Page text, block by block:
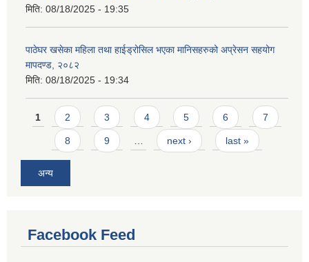
मिति: 08/18/2025 - 19:35
पाठेघर खसेका महिला तथा हाईड्रोसिल भएका मानिसहरुको अप्रेसन सहयोग
मापदण्ड, २०८२
मिति: 08/18/2025 - 19:34
Pages
1 2 3 4 5 6 7
8 9 … next › last »
अन्य
Facebook Feed